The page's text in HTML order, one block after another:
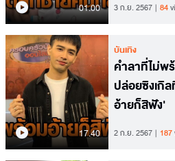
01.00 3 ก.ย. 2567 84
17.40
บันเทิง
คำลาที่ไม่พ
ปล่อยซิงเกิ
อ้ายก็สิฟัง'
2 ก.ย. 2567 187